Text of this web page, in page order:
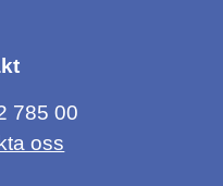
785 00
oss